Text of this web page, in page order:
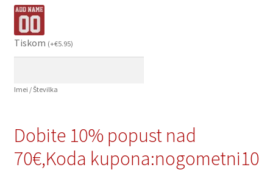
Tiskom (+€5.95)
Imei / Številka
Dobite 10% popust nad
70€,Koda kupona:nogometni10